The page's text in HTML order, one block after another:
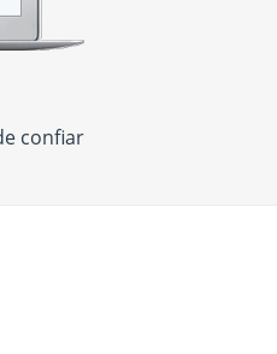
confiar